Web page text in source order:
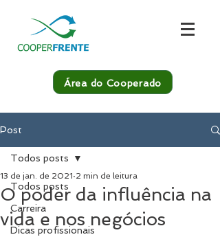
Área do Cooperado
Post
Todos posts
Carreira
Dicas profissionais
Todos posts
O poder da influência na
vida e nos negócios
13 de jan. de 2021 2 min de leitura